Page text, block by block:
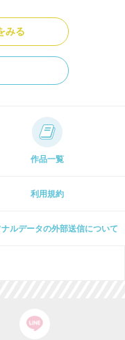
みる
作品一覧
利用規約
ルデータの外部送信について